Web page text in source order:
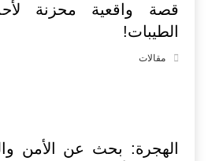
قصة واقعية محزنة
الطيبات!
مقالات
الهجرة: بحث عن الأمن